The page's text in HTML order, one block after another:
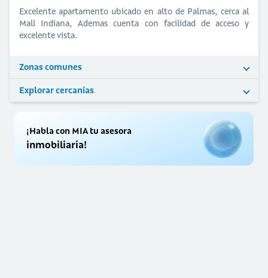
Excelente apartamento ubicado en alto de Palmas, cerca al
Mall Indiana, Ademas cuenta con facilidad de acceso y
excelente vista.
Zonas comunes
Explorar cercanías
¡Habla con MIA tu asesora
inmobiliaria!